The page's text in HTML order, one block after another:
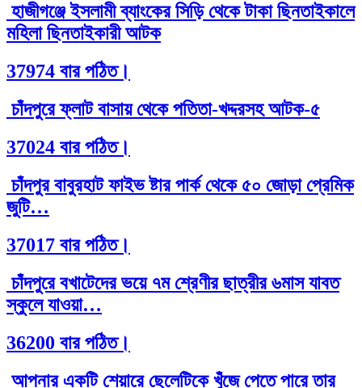
হাজীগঞ্জে ইসলামী ব্যাংকের সিড়ি থেকে টাকা ছিনতাইকালে
মহিলা ছিনতাইকারী আটক
37974 বার পঠিত।
চাঁদপুরে ফ্লাট বাসায় থেকে পতিতা-খদ্দরসহ আটক-৫
37024 বার পঠিত।
চাঁদপুর বাবুরহাট ফাইভ ষ্টার পার্ক থেকে ৫০ জোড়া প্রেমিক
জুটি…
37017 বার পঠিত।
চাঁদপুরে বখাটেদের ভয়ে ৭ম শ্রেণীর ছাত্রীর ৬মাস যাবত
স্কুলে যাওয়া…
36200 বার পঠিত।
আপনার একটি শেয়ারে ছেলেটিকে খুঁজে পেতে পারে তার